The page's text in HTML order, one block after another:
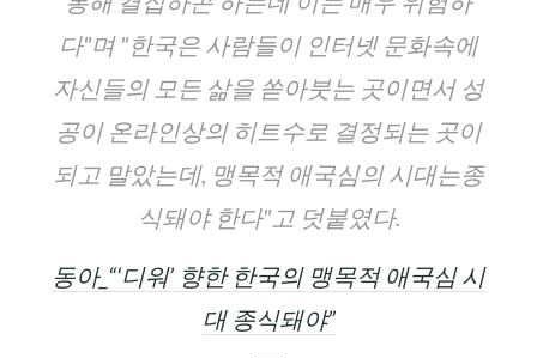
다"며 "한국은 사람들이 인터넷 문화속에
자신들의 모든 삶을 쏟아붓는 곳이면서 성
공이 온라인상의 히트수로 결정되는 곳이
되고 말았는데, 맹목적 애국심의 시대는종
식돼야 한다"고 덧붙였다.
동아_“‘디워’ 향한 한국의 맹목적 애국심 시
대 종식돼야”